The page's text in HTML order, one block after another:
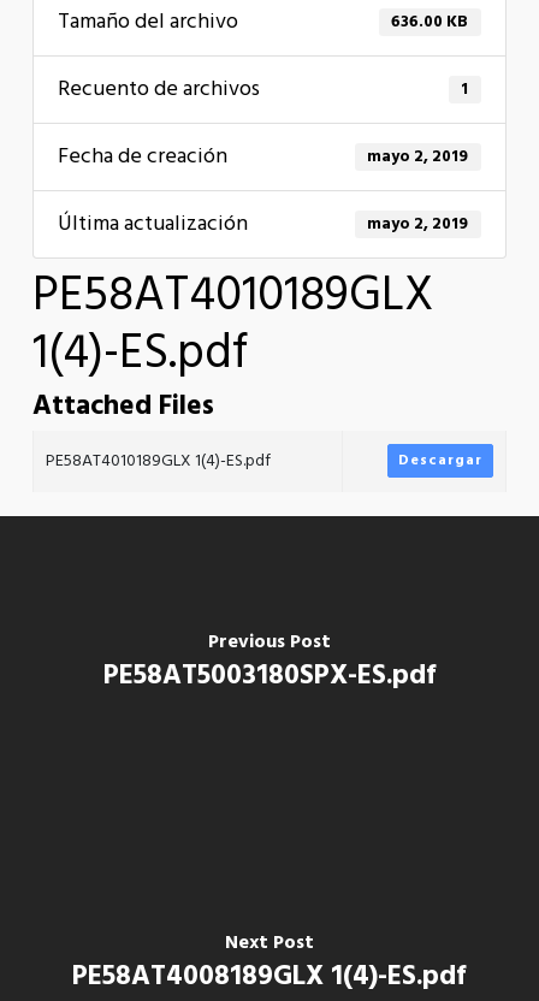
Tamaño del archivo 636.00 KB
Recuento de archivos 1
Fecha de creación mayo 2, 2019
Última actualización mayo 2, 2019
PE58AT4010189GLX
1(4)-ES.pdf
Attached Files
PE58AT4010189GLX 1(4)-ES.pdf Descargar
Previous Post
PE58AT5003180SPX-ES.pdf
Next Post
PE58AT4008189GLX 1(4)-ES.pdf